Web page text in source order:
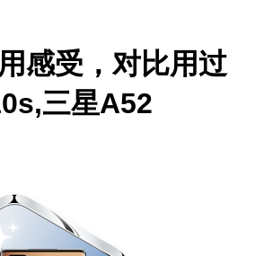
感受，对比用过
三星A52